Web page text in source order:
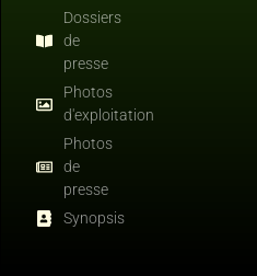
Dossiers
de
presse
Photos
d'exploitation
Photos
de
presse
Synopsis